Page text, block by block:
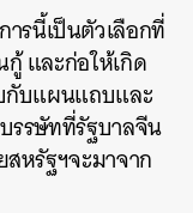
รนี้เป็นตัวเลือกที่
และก่อให้เกิด
กับแผนแถบและ
รรษัทที่รัฐบาลจีน
หรัฐฯจะมาจาก